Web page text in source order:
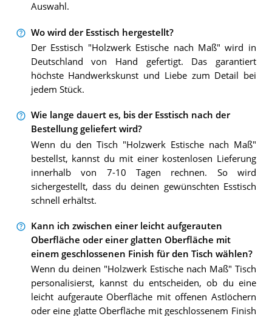
Auswahl.
Wo wird der Esstisch hergestellt?
Der Esstisch "Holzwerk Estische nach Maß" wird in
Deutschland von Hand gefertigt. Das garantiert
höchste Handwerkskunst und Liebe zum Detail bei
jedem Stück.
Wie lange dauert es, bis der Esstisch nach der
Bestellung geliefert wird?
Wenn du den Tisch "Holzwerk Estische nach Maß"
bestellst, kannst du mit einer kostenlosen Lieferung
innerhalb von 7-10 Tagen rechnen. So wird
sichergestellt, dass du deinen gewünschten Esstisch
schnell erhältst.
Kann ich zwischen einer leicht aufgerauten
Oberfläche oder einer glatten Oberfläche mit
einem geschlossenen Finish für den Tisch wählen?
Wenn du deinen "Holzwerk Estische nach Maß" Tisch
personalisierst, kannst du entscheiden, ob du eine
leicht aufgeraute Oberfläche mit offenen Astlöchern
oder eine glatte Oberfläche mit geschlossenem Finish